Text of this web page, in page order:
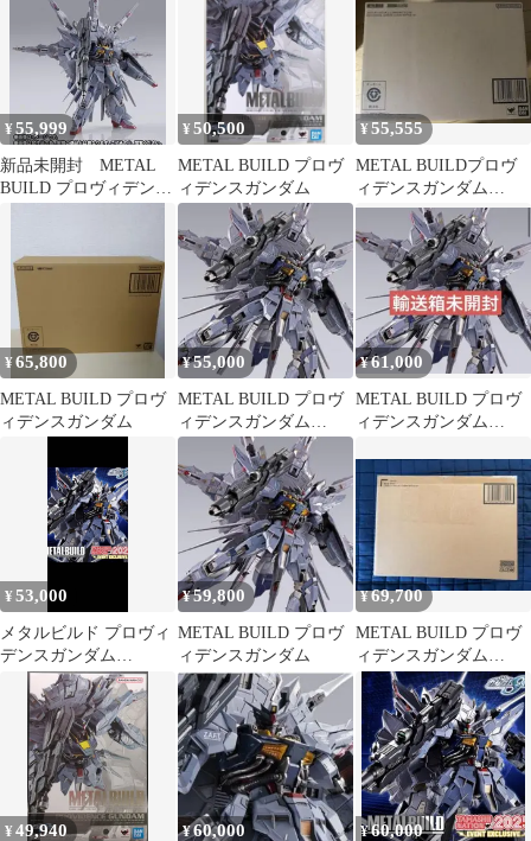
¥55,999
新品未開封 METAL
BUILD プロヴィデンス
¥50,500
METAL BUILD プロヴ
ィデンスガンダム
¥55,555
METAL BUILDプロヴ
ィデンスガンダム
CLIMAX BATTLE Ver.
¥65,800
METAL BUILD プロヴ
ィデンスガンダム
¥55,000
METAL BUILD プロヴ
ィデンスガンダム
CLIMAX BATTLE Ver
¥61,000
METAL BUILD プロヴ
ィデンスガンダム
¥53,000
メタルビルド プロヴィ
デンスガンダム
CLIMAX BATTLE Ver.
新品
¥59,800
METAL BUILD プロヴ
ィデンスガンダム
¥69,700
METAL BUILD プロヴ
ィデンスガンダム
CLIMAX BATTLE
¥49,940 ¥60,000 ¥60,000